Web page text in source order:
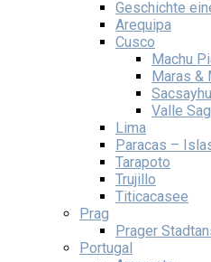
Geschichte
Arequipa
Cusco
Machu
Maras &
Valle
Lima
Paracas –
Tarapoto
Trujillo
Titicacasee
Prag
Prager
Portugal